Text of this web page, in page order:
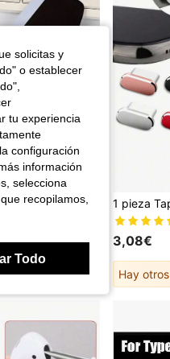
2 piezas Raspador de película de hidrogel para teléfono, herramientas de instalación de protector de pantalla de teléfono
3,08€
Hay otros
solicitas y
o establecer
tu experiencia
configuración
información
selecciona
recopilamos,
Todo